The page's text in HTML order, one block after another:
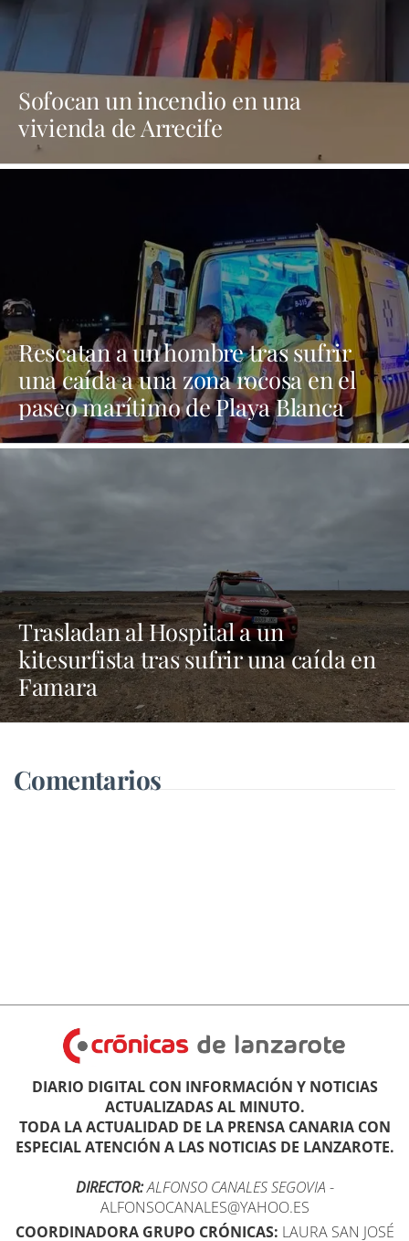
Sofocan un incendio en una
vivienda de Arrecife
Rescatan a un hombre tras sufrir
una caída a una zona rocosa en el
paseo marítimo de Playa Blanca
Trasladan al Hospital a un
kitesurfista tras sufrir una caída en
Famara
Comentarios
DIARIO DIGITAL CON INFORMACIÓN Y NOTICIAS
ACTUALIZADAS AL MINUTO.
TODA LA ACTUALIDAD DE LA PRENSA CANARIA CON
ESPECIAL ATENCIÓN A LAS NOTICIAS DE LANZAROTE.
DIRECTOR:ALFONSO CANALES SEGOVIA -
ALFONSOCANALES@YAHOO.ES
COORDINADORA GRUPO CRÓNICAS: LAURA SAN JOSÉ